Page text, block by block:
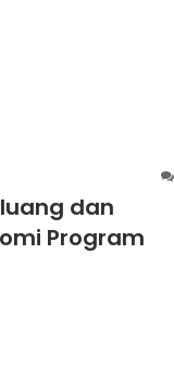
dan
Program